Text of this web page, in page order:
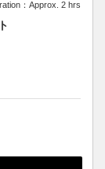
：Approx. 2 hrs